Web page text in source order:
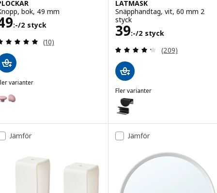
bok, 49 mm
:-/2 styck
49:-/2 styck
Recensera: 5 utav 5 stjärnor. Totalt antal
(10)
varianter
PLOCKAR, Knopp, blekrosa, 49 mm
LATMASK
Snäpphandtag, vit, 60 mm 2
styck
39:-/2 styck
Pris 39:-/2
Recensera:
(209)
Fler varianter
LATMASK
Variant: LATMASK,
Variant: LATMASK,
Jämför
Jämför